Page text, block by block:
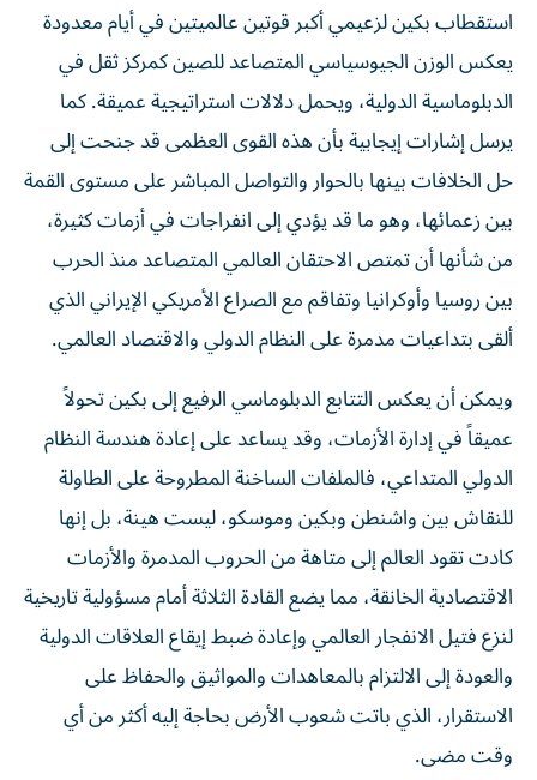
استقطاب بكين لزعيمي أكبر قوتين عالميتين في أيام معدودة
يعكس الوزن الجيوسياسي المتصاعد للصين كمركز ثقل في
الدبلوماسية الدولية، ويحمل دلالات استراتيجية عميقة. كما
يرسل إشارات إيجابية بأن هذه القوى العظمى قد جنحت إلى
حل الخلافات بينها بالحوار والتواصل المباشر على مستوى القمة
بين زعمائها، وهو ما قد يؤدي إلى انفراجات في أزمات كثيرة،
من شأنها أن تمتص الاحتقان العالمي المتصاعد منذ الحرب
بين روسيا وأوكرانيا وتفاقم مع الصراع الأمريكي الإيراني الذي
ألقى بتداعيات مدمرة على النظام الدولي والاقتصاد العالمي.
ويمكن أن يعكس التتابع الدبلوماسي الرفيع إلى بكين تحولاً
عميقاً في إدارة الأزمات، وقد يساعد على إعادة هندسة النظام
الدولي المتداعي، فالملفات الساخنة المطروحة على الطاولة
للنقاش بين واشنطن وبكين وموسكو، ليست هينة، بل إنها
كادت تقود العالم إلى متاهة من الحروب المدمرة والأزمات
الاقتصادية الخانقة، مما يضع القادة الثلاثة أمام مسؤولية تاريخية
لنزع فتيل الانفجار العالمي وإعادة ضبط إيقاع العلاقات الدولية
والعودة إلى الالتزام بالمعاهدات والمواثيق والحفاظ على
الاستقرار، الذي باتت شعوب الأرض بحاجة إليه أكثر من أي
وقت مضى.